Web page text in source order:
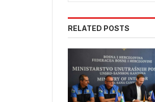
RELATED POSTS